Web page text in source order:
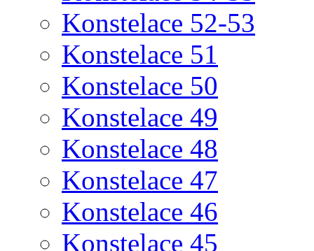
Konstelace 52-53
Konstelace 51
Konstelace 50
Konstelace 49
Konstelace 48
Konstelace 47
Konstelace 46
Konstelace 45